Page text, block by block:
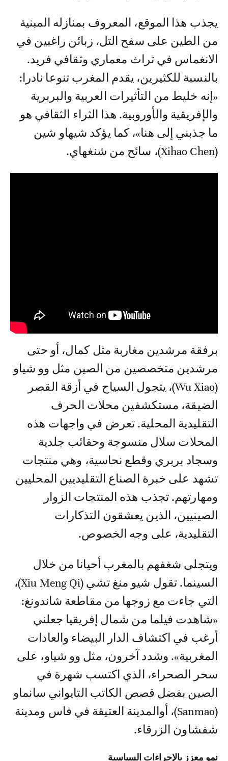
يجذب هذا الموقع، المعروف بمنازله المبنية
من الطين على سفح التل، زبائن راغبين في
الانغماس في تراث معماري وثقافي فريد.
بالنسبة للكثيرين، يقدم المغرب تنوعا نادرا:
«إنه خليط من التأثيرات العربية والبربرية
والإفريقية والأوروبية. هذا الثراء الثقافي هو
ما جذبني إلى هنا»، كما يؤكد شيهاو شين
(Xihao Chen)، سائح من شنغهاي.
برفقة مرشدين مغاربة مثل كمال، أو حتى
مرشدين متخصصين من الصين مثل وو شياو
(Wu Xiao)، يتجول السياح في أزقة القصر
الضيقة، مستكشفين محلات الحرف
التقليدية المحلية. تعرض في واجهات هذه
المحلات سلال منسوجة وحقائب جلدية
وسجاد بربري وقطع نحاسية، وهي منتجات
تشهد على خبرة الصناع التقليديين المحليين
ومهارتهم. تجذب هذه المنتجات الزوار
الصينيين، الذين يعشقون التذكارات
التقليدية، على وجه الخصوص.
ويتجلى شغفهم بالمغرب أحيانا من خلال
السينما. تقول شيو منغ تشي (Xiu Meng Qi)،
التي جاءت مع زوجها من مقاطعة شاندونغ:
«شاهدت فيلما من شمال إفريقيا جعلني
أرغب في اكتشاف الدار البيضاء والعادات
المغربية». وشدد آخرون، مثل وو شياو، على
سحر الصحراء، الذي اكتسب شهرة في
الصين بفضل قصص الكاتب التايواني سانماو
(Sanmao)، أوالمدينة العتيقة في فاس ومدينة
شفشاون الزرقاء.
نمو معزز بالإجراءات السياسية